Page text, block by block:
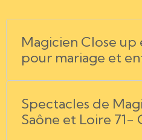
Magicien Close up et mentaliste
pour mariage et
Spectacles de
Saône et Loire 71-